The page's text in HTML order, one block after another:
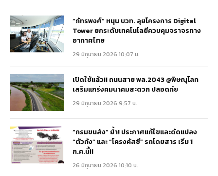
“ภัทรพงศ์” หนุน บวท. ลุยโครงการ Digital
Tower ยกระดับเทคโนโลยีควบคุมจราจรทาง
อากาศไทย
29 มิถุนายน 2026 10:07 น.
เปิดใช้แล้ว!! ถนนสาย พล.2043 @พิษณุโลก
เสริมแกร่งคมนาคมสะดวก ปลอดภัย
29 มิถุนายน 2026 9:57 น.
“กรมขนส่ง” ย้ำ! ประกาศแก้ไขและดัดแปลง
“ตัวถัง” และ “โครงคัสซี” รถโดยสาร เริ่ม 1
ก.ค.นี้!!
26 มิถุนายน 2026 10:10 น.